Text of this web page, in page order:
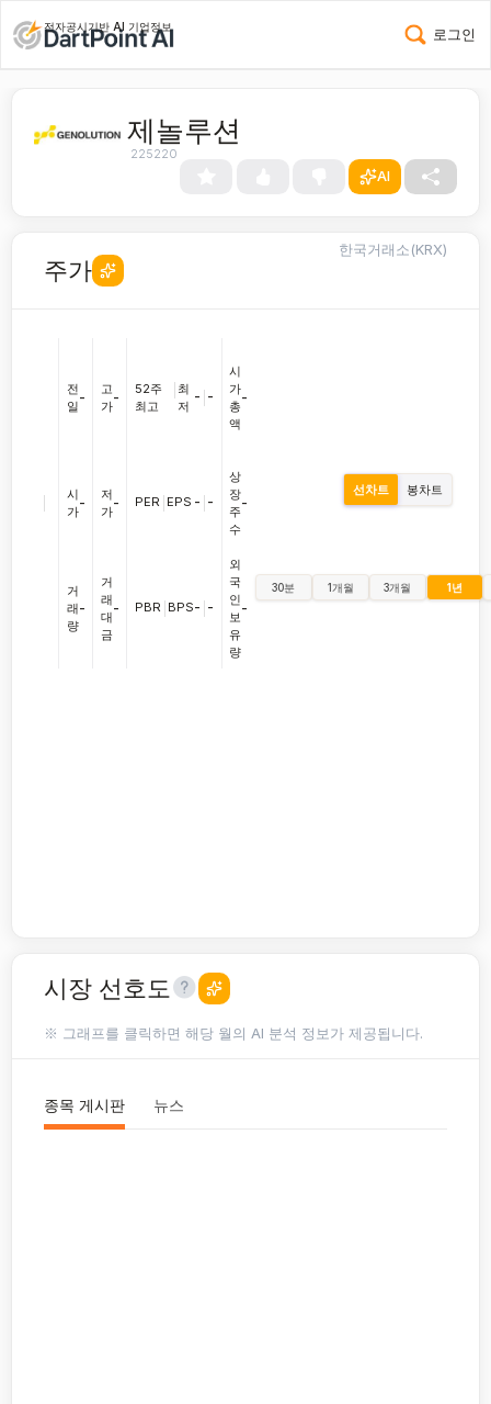
전자공시기반 AI 기업정보 로그인
제놀루션
225220
AI
주가
한국거래소(KRX)
전
일
-
시
가
-
거
래
량
-
고
가
-
저
가
-
거
래
대
금
-
52주
최고
최
저
- -
PER EPS - -
PBR BPS- -
시
가
총
액
-
상
장
주
수
-
외
국
인
보
유
량
-
선차트 봉차트
30분 1개월 3개월 1년
시장 선호도
※ 그래프를 클릭하면 해당 월의 AI 분석 정보가 제공됩니다.
종목 게시판 뉴스